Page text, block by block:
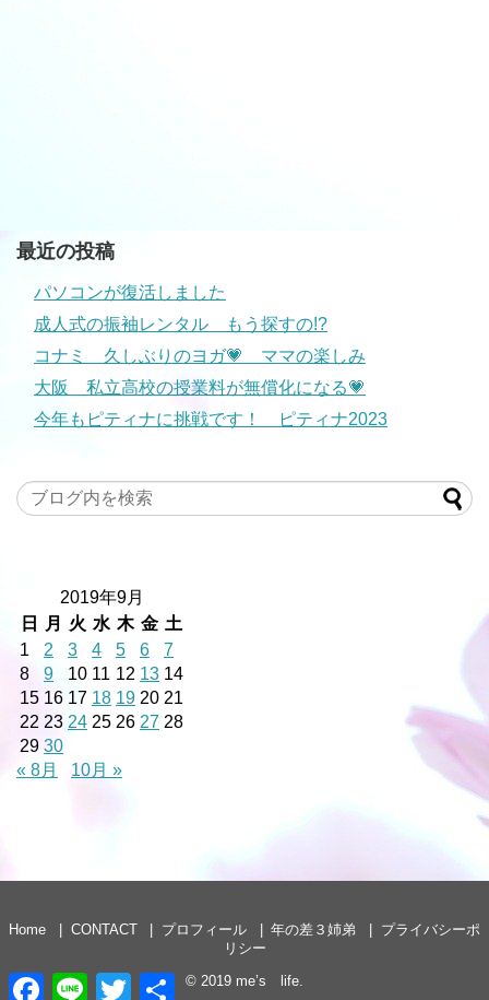
最近の投稿
パソコンが復活しました
成人式の振袖レンタル もう探すの!?
コナミ 久しぶりのヨガ💗 ママの楽しみ
大阪 私立高校の授業料が無償化になる💗
今年もピティナに挑戦です！ ピティナ2023
2019年9月
日
月 火 水 木 金 土
1
2 3 4 5 6
7
8
9 10 11 12 13 14
15 16 17 18 19 20 21
22 23 24 25 26 27 28
29 30
« 8月
10月 »
Home CONTACT プロフィール 年の差３姉弟
プライバシーポ
リシー
© 2019 me’s life.
F
L
T
共